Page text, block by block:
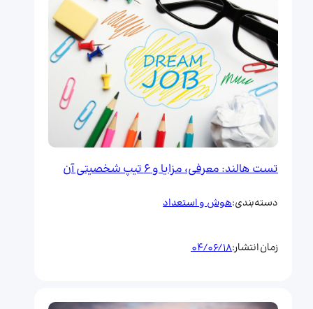
تست هالند: معرفی، مزایا و ۶ تیپ شخصیتی آن
دسته‌بندی:هوش و استعداد
زمان انتشار:04/06/18